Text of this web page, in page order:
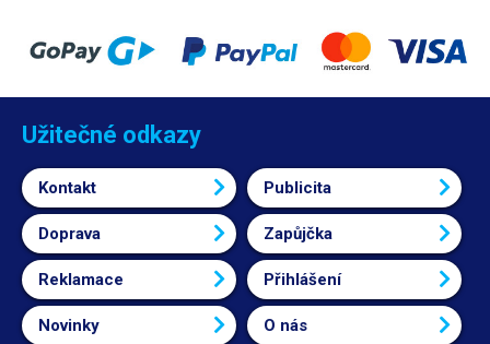
Užitečné odkazy
Kontakt Publicita
Doprava Zapůjčka
Reklamace Přihlášení
Novinky O nás